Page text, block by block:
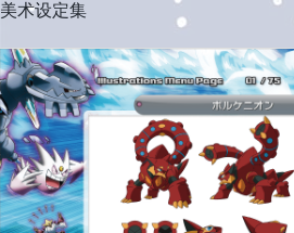
美术设定集